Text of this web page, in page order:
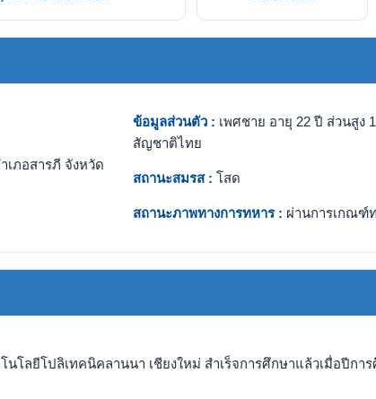
เภอสารภี จังหวัด
ข้อมูลส่วนตัว : เพศชาย อายุ 22 ปี ส่วนสูง
สัญชาติไทย
สถานะสมรส : โสด
สถานะภาพทางการทหาร : ผ่านการเกณฑ์
โลยีโปลิเทคนิคลานนา เชียงใหม่ สำเร็จการศึกษาแล้วเมื่อปีการ